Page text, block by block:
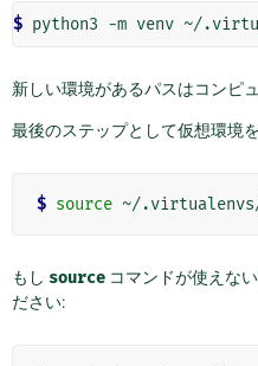
$
新しい環境があるパスはコンピ
最後のステップとして仮想環境
$ source
もし source コマンドが使えな
ださい: